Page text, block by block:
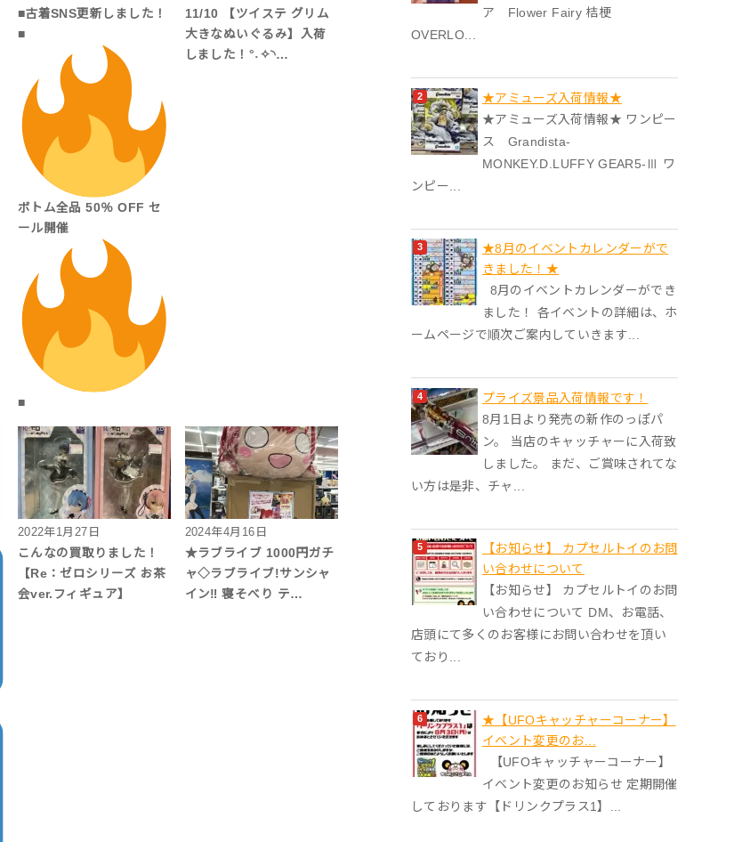
■古着SNS更新しました！
■
ボトム全品 50％ OFF セ
ール開催
■
11/10 【ツイステ グリム
大きなぬいぐるみ】入荷
しました！°˖✧◝…
2022年1月27日
こんなの買取りました！
【Re：ゼロシリーズ お茶
会ver.フィギュア】
2024年4月16日
★ラブライブ 1000円ガチ
ャ◇ラブライブ!サンシャ
イン‼ 寝そべり テ…
ア Flower Fairy 桔梗
OVERLO...
★アミューズ入荷情報★
★アミューズ入荷情報★ ワンピー
ス Grandista-
MONKEY.D.LUFFY GEAR5-Ⅲ ワ
ンピー...
★8月のイベントカレンダーがで
きました！★
8月のイベントカレンダーができ
ました！ 各イベントの詳細は、ホ
ームページで順次ご案内していきます...
プライズ景品入荷情報です！
8月1日より発売の新作のっぽパ
ン。 当店のキャッチャーに入荷致
しました。 まだ、ご賞味されてな
い方は是非、チャ...
【お知らせ】 カプセルトイのお問
い合わせについて
【お知らせ】 カプセルトイのお問
い合わせについて DM、お電話、
店頭にて多くのお客様にお問い合わせを頂い
ており...
★【UFOキャッチャーコーナー】
イベント変更のお...
【UFOキャッチャーコーナー】
イベント変更のお知らせ 定期開催
しております【ドリンクプラス1】...